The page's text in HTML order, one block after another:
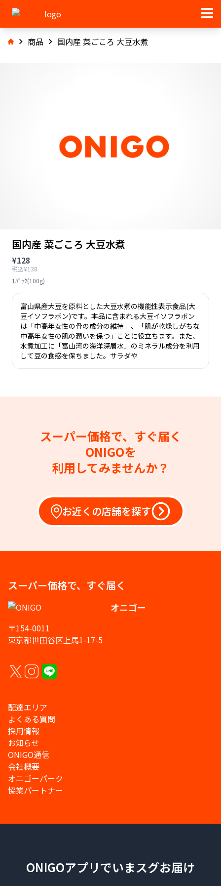
商品 国内産 菜ごころ 大豆水煮
国内産 菜ごころ 大豆水煮
¥128
税込¥138
1ﾊﾟｯｸ(100g)
富山県産大豆を原料とした大豆水煮の機能性表示食品(大
豆イソフラボン)です。本品に含まれる大豆イソフラボン
は「中高年女性の骨の成分の維持」、「肌が乾燥しがちな
中高年女性の肌の潤いを保つ」ことに役立ちます。また、
水煮加工に「富山湾の海洋深層水」のミネラル成分を利用
して豆の食感を保ちました。サラダや
スーパー価格で、すぐ届く
ONIGOを
利用してみませんか？
お近くの店舗を探す
スーパー価格で、すぐ届く
オニゴー
〒154-0011
東京都世田谷区上馬1-17-5
配達エリア
よくある質問
採用情報
お知らせ
ONIGO通信
会社概要
オニゴーパーク
協業パートナー
ONIGOアプリでいまスグお届け